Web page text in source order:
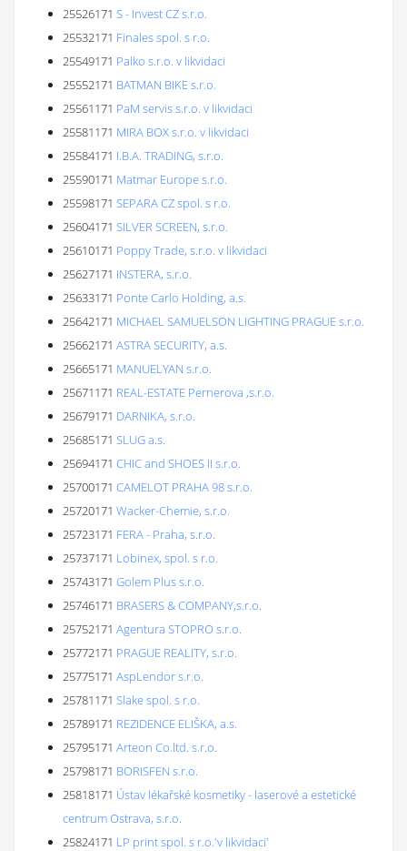
25526171 S - Invest CZ s.r.o.
25532171 Finales spol. s r.o.
25549171 Palko s.r.o. v likvidaci
25552171 BATMAN BIKE s.r.o.
25561171 PaM servis s.r.o. v likvidaci
25581171 MIRA BOX s.r.o. v likvidaci
25584171 I.B.A. TRADING, s.r.o.
25590171 Matmar Europe s.r.o.
25598171 SEPARA CZ spol. s r.o.
25604171 SILVER SCREEN, s.r.o.
25610171 Poppy Trade, s.r.o. v likvidaci
25627171 INSTERA, s.r.o.
25633171 Ponte Carlo Holding, a.s.
25642171 MICHAEL SAMUELSON LIGHTING PRAGUE s.r.o.
25662171 ASTRA SECURITY, a.s.
25665171 MANUELYAN s.r.o.
25671171 REAL-ESTATE Pernerova ,s.r.o.
25679171 DARNIKA, s.r.o.
25685171 SLUG a.s.
25694171 CHIC and SHOES II s.r.o.
25700171 CAMELOT PRAHA 98 s.r.o.
25720171 Wacker-Chemie, s.r.o.
25723171 FERA - Praha, s.r.o.
25737171 Lobinex, spol. s r.o.
25743171 Golem Plus s.r.o.
25746171 BRASERS & COMPANY,s.r.o.
25752171 Agentura STOPRO s.r.o.
25772171 PRAGUE REALITY, s.r.o.
25775171 AspLendor s.r.o.
25781171 Slake spol. s r.o.
25789171 REZIDENCE ELIŠKA, a.s.
25795171 Arteon Co.ltd. s.r.o.
25798171 BORISFEN s.r.o.
25818171 Ústav lékařské kosmetiky - laserové a estetické
centrum Ostrava, s.r.o.
25824171 LP print spol. s r.o.'v likvidaci'